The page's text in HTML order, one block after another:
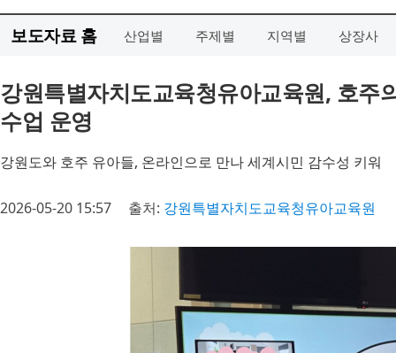
보도자료 홈 산업별 주제별 지역별 상장사
강원특별자치도교육청유아교육원, 호주
수업 운영
강원도와 호주 유아들, 온라인으로 만나 세계시민 감수성 키워
2026-05-20 15:57 출처: 강원특별자치도교육청유아교육원